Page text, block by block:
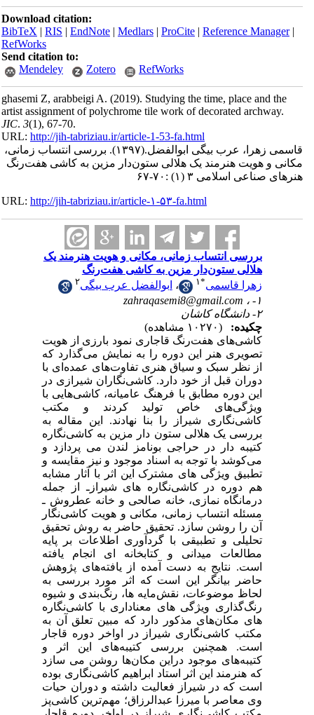
Download citation:
BibTeX|RIS| EndNote| Medlars| ProCite|Reference
RefWorks
Send citation to:
Mendeley
Zotero RefWorks
ghasemi Z, arabbeigi A.(2019).Studying the time, place and
artist assignment of polychrome tile work of decorated
JIC.3(1)
URL:http://jih-tabriziau.ir/article-1-53-fa.html
عرب بیگی ابوالفضل. (۱۳۹۷).
بررسی انتساب زمانی،
هویت هنرمند یک هلالی ستون‌دار مزین به کاشی هفت‌رنگ
اسلامی ۳ (۱) :۷۰-۶۷
URL:http://jih-tabriziau.ir/article-۱-۵۳-fa.html
بررسی انتساب زمانی، مکانی و هویت هنرمند یک
هلالی ستون‌دار مزین به کاشی هفت‌رنگ
زهرا قاسمی * ۱ ،ابوالفضل عرب بیگی
zahraqasemi8@gmail.com
(۱۰۲۷۰ مشاهده)
کاشی‌های هفت‌رنگ قاجاری نمود بارزی از هویت
تصویری هنر این دوره را به نمایش می‌گذارد که
از نظر سبک و سیاق هنری تفاوت‌های عمده‌ای با
دوران قبل از خود دارد. کاشی‌نگاران شیرازی در
این دوره مطابق با فرهنگ عامیانه، کاشی‌هایی با
ویژگی‌های خاص تولید کردند و مکتب
کاشی‌نگاری شیراز را بنا نهادند
.این مقاله به
بررسی یک هلالی ستون‌ دار مزین به کاشی‌نگاره
کتیبه دار در حراجی بونامز لندن می پردازد و
می‌کوشد با توجه به اسناد موجود و نیز مقایسه و
تطبیق ویژگی های مشترک این اثر با آثار مشابه
هم دوره در کاشی‌نگاره های شیرازـ از جمله
درمانگاه نمازی، خانه صالحی و خانه عطروش ـ
مسئله انتساب زمانی، مکانی و هویت کاشی‌نگار
آن را روشن سازد.تحقیق حاضر به روش تحقیق
تحلیلی و تطبیقی با گردآوری اطلاعات بر پایه
مطالعات میدانی و کتابخانه ای انجام یافته
نتایج به دست آمده از یافته‌های پژوهش
حاضر بیانگر این است که اثر مورد بررسی به
لحاظ موضوعات، نقش‌مایه ها، رنگ‌بندی و شیوه
رنگ‌گذاری ویژگی های معناداری با کاشی‌نگاره
های مکان‌های مذکور دارد که مبین تعلق آن به
مکتب کاشی‌نگاری شیراز در اواخر دوره قاجار
است. همچنین بررسی کتیبه‌های این اثر و
کتیبه‌های موجود دراین مکان‌ها روشن می سازد
که هنرمند این اثر استاد ابراهیم کاشی‌نگاری بوده
است که در شیراز فعالیت داشته و دوران حیات
وی معاصر با میرزا عبدالرزاق؛ مهم‌ترین کاشی‌پز